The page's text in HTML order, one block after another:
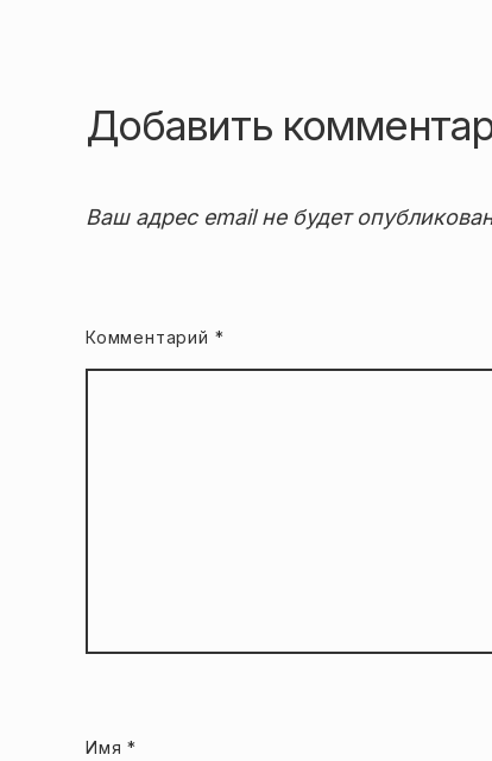
Добавить
Ваш адрес email не будет
Комментарий *
Имя*